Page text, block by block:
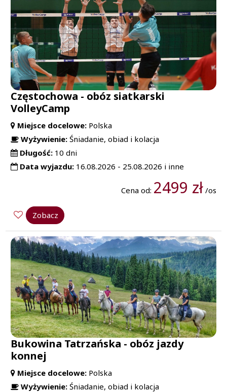
Częstochowa - obóz siatkarski
VolleyCamp
Miejsce docelowe: Polska
Wyżywienie: Śniadanie, obiad i kolacja
Długość: 10 dni
Data wyjazdu: 16.08.2026 - 25.08.2026 i inne
Cena od: 2499 zł/os
Zobacz
Bukowina Tatrzańska - obóz jazdy
konnej
Miejsce docelowe: Polska
Wyżywienie: Śniadanie, obiad i kolacja